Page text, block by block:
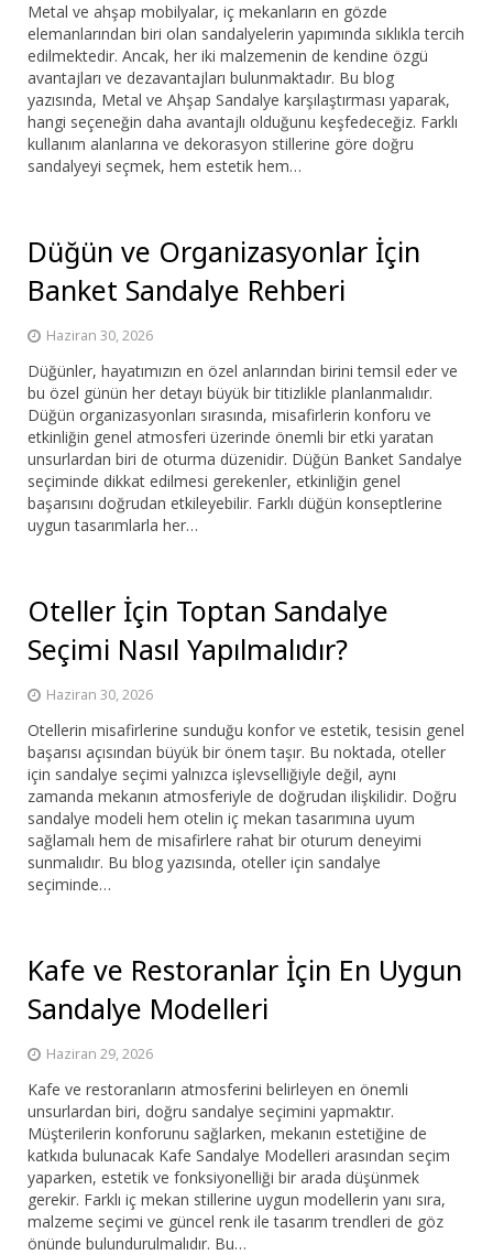
Metal ve ahşap mobilyalar, iç mekanların en gözde
elemanlarından biri olan sandalyelerin yapımında sıklıkla tercih
edilmektedir. Ancak, her iki malzemenin de kendine özgü
avantajları ve dezavantajları bulunmaktadır. Bu blog
yazısında, Metal ve Ahşap Sandalye karşılaştırması yaparak,
hangi seçeneğin daha avantajlı olduğunu keşfedeceğiz. Farklı
kullanım alanlarına ve dekorasyon stillerine göre doğru
sandalyeyi seçmek, hem estetik hem…
Düğün ve Organizasyonlar İçin
Banket Sandalye Rehberi
Haziran 30, 2026
Düğünler, hayatımızın en özel anlarından birini temsil eder ve
bu özel günün her detayı büyük bir titizlikle planlanmalıdır.
Düğün organizasyonları sırasında, misafirlerin konforu ve
etkinliğin genel atmosferi üzerinde önemli bir etki yaratan
unsurlardan biri de oturma düzenidir. Düğün Banket Sandalye
seçiminde dikkat edilmesi gerekenler, etkinliğin genel
başarısını doğrudan etkileyebilir. Farklı düğün konseptlerine
uygun tasarımlarla her…
Oteller İçin Toptan Sandalye
Seçimi Nasıl Yapılmalıdır?
Haziran 30, 2026
Otellerin misafirlerine sunduğu konfor ve estetik, tesisin genel
başarısı açısından büyük bir önem taşır. Bu noktada, oteller
için sandalye seçimi yalnızca işlevselliğiyle değil, aynı
zamanda mekanın atmosferiyle de doğrudan ilişkilidir. Doğru
sandalye modeli hem otelin iç mekan tasarımına uyum
sağlamalı hem de misafirlere rahat bir oturum deneyimi
sunmalıdır. Bu blog yazısında, oteller için sandalye
seçiminde…
Kafe ve Restoranlar İçin En Uygun
Sandalye Modelleri
Haziran 29, 2026
Kafe ve restoranların atmosferini belirleyen en önemli
unsurlardan biri, doğru sandalye seçimini yapmaktır.
Müşterilerin konforunu sağlarken, mekanın estetiğine de
katkıda bulunacak Kafe Sandalye Modelleri arasından seçim
yaparken, estetik ve fonksiyonelliği bir arada düşünmek
gerekir. Farklı iç mekan stillerine uygun modellerin yanı sıra,
malzeme seçimi ve güncel renk ile tasarım trendleri de göz
önünde bulundurulmalıdır. Bu…